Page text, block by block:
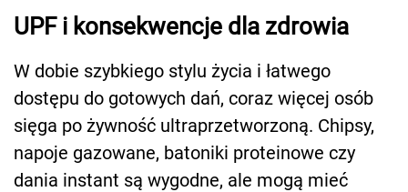
UPF i konsekwencje dla zdrowia
W dobie szybkiego stylu życia i łatwego
dostępu do gotowych dań, coraz więcej osób
sięga po żywność ultraprzetworzoną. Chipsy,
napoje gazowane, batoniki proteinowe czy
dania instant są wygodne, ale mogą mieć